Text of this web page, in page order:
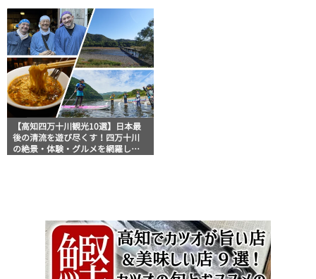
【高知四万十川観光10選】日本最
後の清流を遊び尽くす！四万十川
の絶景・体験・グルメを網羅した